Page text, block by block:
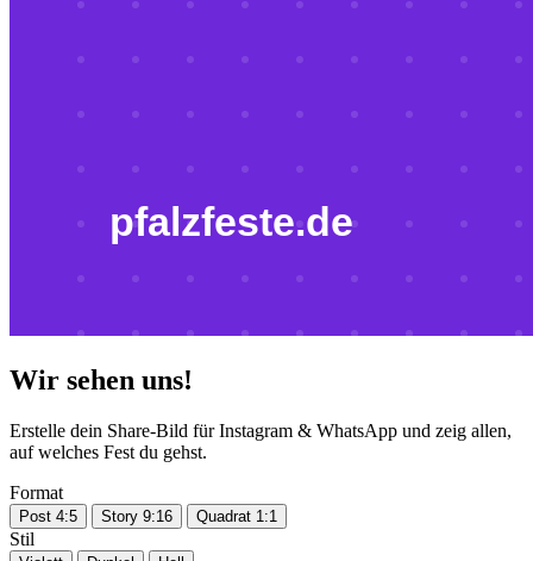
Wir sehen uns!
Erstelle dein Share-Bild für Instagram & WhatsApp und zeig allen,
auf welches Fest du gehst.
Format
Post 4:5 Story 9:16 Quadrat 1:1
Stil